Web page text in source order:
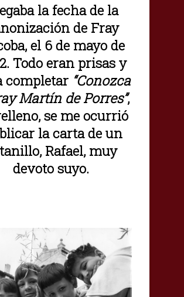
la fecha de la
de Fray
el 6 de mayo de
Todo eran prisas y
completar “Conozca
Martín de Porres”,
se me ocurrió
la carta de un
Rafael, muy
devoto suyo.